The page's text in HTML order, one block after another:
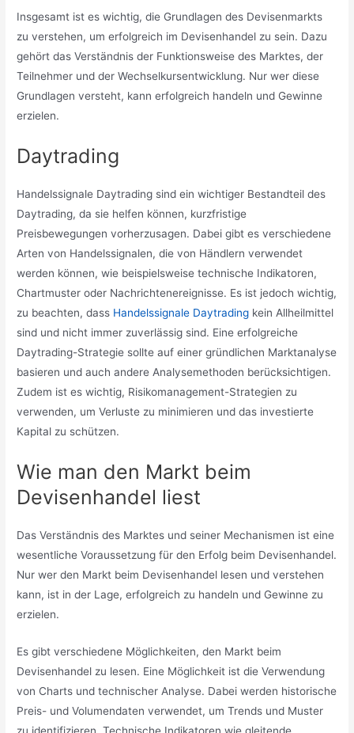
Insgesamt ist es wichtig, die Grundlagen des Devisenmarkts
zu verstehen, um erfolgreich im Devisenhandel zu sein. Dazu
gehört das Verständnis der Funktionsweise des Marktes, der
Teilnehmer und der Wechselkursentwicklung. Nur wer diese
Grundlagen versteht, kann erfolgreich handeln und Gewinne
erzielen.
Daytrading
Handelssignale Daytrading sind ein wichtiger Bestandteil des
Daytrading, da sie helfen können, kurzfristige
Preisbewegungen vorherzusagen. Dabei gibt es verschiedene
Arten von Handelssignalen, die von Händlern verwendet
werden können, wie beispielsweise technische Indikatoren,
Chartmuster oder Nachrichtenereignisse. Es ist jedoch wichtig,
zu beachten, dass Handelssignale Daytrading kein Allheilmittel
sind und nicht immer zuverlässig sind. Eine erfolgreiche
Daytrading-Strategie sollte auf einer gründlichen Marktanalyse
basieren und auch andere Analysemethoden berücksichtigen.
Zudem ist es wichtig, Risikomanagement-Strategien zu
verwenden, um Verluste zu minimieren und das investierte
Kapital zu schützen.
Wie man den Markt beim
Devisenhandel liest
Das Verständnis des Marktes und seiner Mechanismen ist eine
wesentliche Voraussetzung für den Erfolg beim Devisenhandel.
Nur wer den Markt beim Devisenhandel lesen und verstehen
kann, ist in der Lage, erfolgreich zu handeln und Gewinne zu
erzielen.
Es gibt verschiedene Möglichkeiten, den Markt beim
Devisenhandel zu lesen. Eine Möglichkeit ist die Verwendung
von Charts und technischer Analyse. Dabei werden historische
Preis- und Volumendaten verwendet, um Trends und Muster
zu identifizieren. Technische Indikatoren wie gleitende